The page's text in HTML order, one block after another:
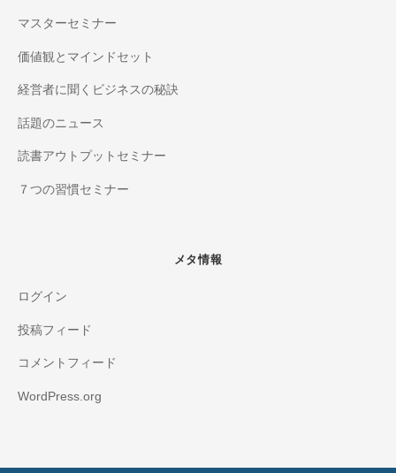
マスターセミナー
価値観とマインドセット
経営者に聞くビジネスの秘訣
話題のニュース
読書アウトプットセミナー
７つの習慣セミナー
メタ情報
ログイン
投稿フィード
コメントフィード
WordPress.org